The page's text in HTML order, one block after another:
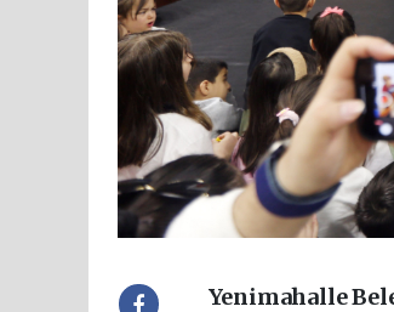
Yenimahalle